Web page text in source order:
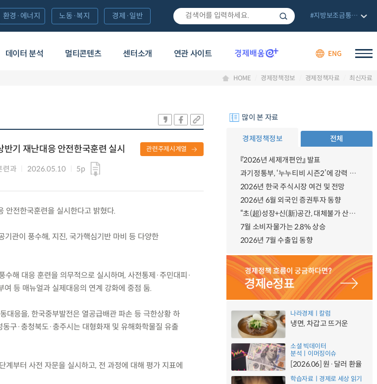
데이터 분석 멀티콘텐츠 센터소개 연관 사이트 ENG
환경·에너지 노동·복지 경제·일반 #지방보조금통합관리망
HOME 경제정책정보 경제정책자료 최신자료
기 재난대응 안전한국훈련 실시
련과 2026.05.10 5p
관련주제시계열
전한국훈련을 실시한다고 밝혔다.
관이 풍수해, 지진, 국가핵심기반 마비 등 다양한
해 대응 훈련을 의무적으로 실시하며, 사전통제·주민대피·
등 매뉴얼과 실제대응의 연계 강화에 중점 둠.
응을, 한국중부발전은 열공급배관 파손 등 극한상황 하
구·충청북도·충주시는 대형화재 및 유해화학물질 유출
부터 사전 자문을 실시하고, 전 과정에 대해 평가 지표에
많이 본 자료
경제정책정보 전체
『2026년 세제개편안』 발표
과기정통부, ‘누누티비 시즌2’에 강력 대응 의지 밝혀
2026년 한국 주식시장 여건 및 전망
2026년 6월 외국인 증권투자 동향
“초(超)성장+신(新)공간, 대체불가 산업강국”
7월 소비자물가는 2.8% 상승
2026년 7월 수출입 동향
나라경제ㅣ칼럼
냉면, 차갑고 뜨거운
소셜 빅데이터
분석ㅣ이머징이슈
[2026.06] 원·달러 환율
학습자료ㅣ경제로 세상 읽기